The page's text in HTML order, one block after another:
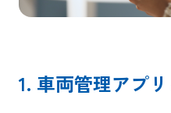
1. 車両管理アプ